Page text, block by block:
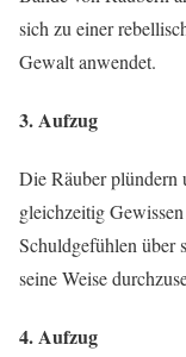
sich zu einer
Gewalt anwendet.
3. Aufzug
Die Räuber plündern
gleichzeitig
Schuldgefühlen über
seine Weise
4. Aufzug